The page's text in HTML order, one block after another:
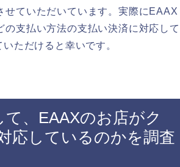
せていただいています。実際にEAAX
支払い方法の支払い決済に対応して
ただけると幸いです。
、EAAXのお店がク
応しているのかを調査